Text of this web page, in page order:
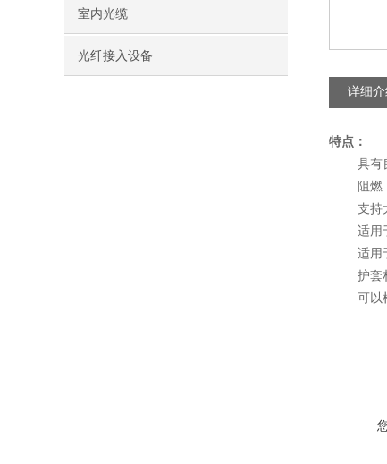
室内光缆
光纤接入设备
详细介
特点：
具有良
阻燃（
支持大
适用于
适用于
护套材
可以根